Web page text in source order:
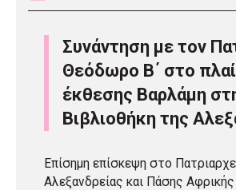
Συνάντηση με τον
Θεόδωρο Β΄ στο
έκθεσης Βαρλάμη
Βιβλιοθήκη της
Επίσημη επίσκεψη στο
Αλεξανδρείας και Πάσης Αφρικής